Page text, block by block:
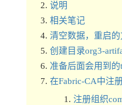
说明
相关笔记
清空数据，重启的
创建目录org3-
准备后面会用到的
在Fabric-CA中注
注册组织